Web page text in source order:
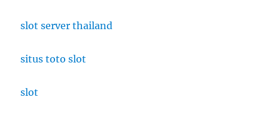
slot server thailand
situs toto slot
slot